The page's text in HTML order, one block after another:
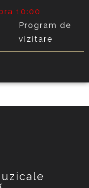
10:00
Program de
vizitare
URMĂTOR